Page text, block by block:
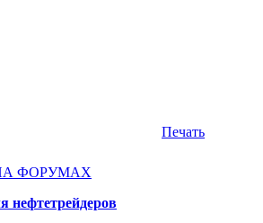
Печать
ФОРУМАХ
нефтетрейдеров